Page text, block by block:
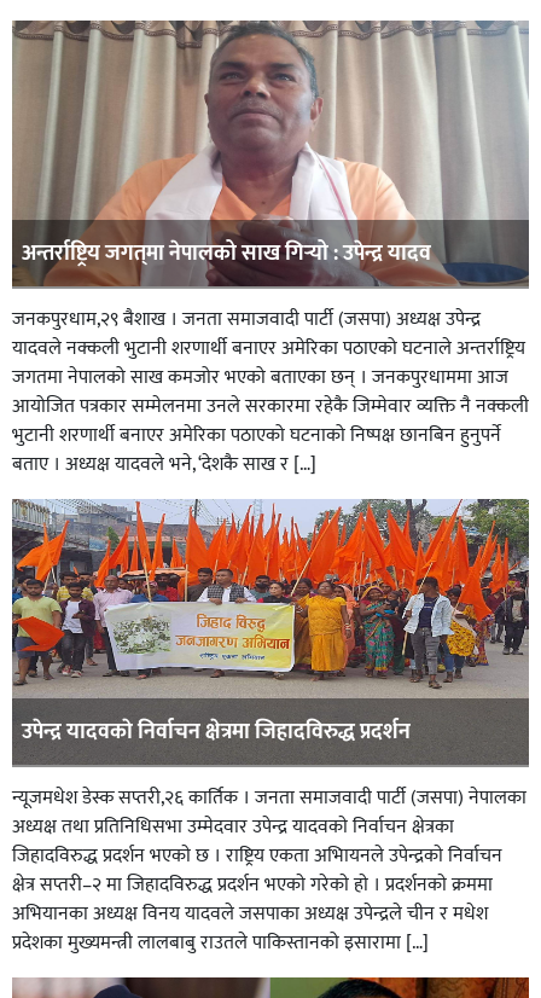
अन्तर्राष्ट्रिय जगत्‌मा नेपालको साख गिर्‍यो : उपेन्द्र यादव
जनकपुरधाम,२९ बैशाख । जनता समाजवादी पार्टी (जसपा) अध्यक्ष उपेन्द्र
यादवले नक्कली भुटानी शरणार्थी बनाएर अमेरिका पठाएको घटनाले अन्तर्राष्ट्रिय
जगतमा नेपालको साख कमजोर भएको बताएका छन् । जनकपुरधाममा आज
आयोजित पत्रकार सम्मेलनमा उनले सरकारमा रहेकै जिम्मेवार व्यक्ति नै नक्कली
भुटानी शरणार्थी बनाएर अमेरिका पठाएको घटनाको निष्पक्ष छानबिन हुनुपर्ने
बताए । अध्यक्ष यादवले भने, ‘देशकै साख र […]
उपेन्द्र यादवकाे निर्वाचन क्षेत्रमा जिहादविरुद्ध प्रदर्शन
न्यूजमधेश डेस्क सप्तरी,२६ कार्तिक । जनता समाजवादी पार्टी (जसपा) नेपालका
अध्यक्ष तथा प्रतिनिधिसभा उम्मेदवार उपेन्द्र यादवकाे निर्वाचन क्षेत्रका
जिहादविरुद्ध प्रदर्शन भएकाे छ । राष्ट्रिय एकता अभिायनले उपेन्द्रकाे निर्वाचन
क्षेत्र सप्तरी–२ मा जिहादविरुद्ध प्रदर्शन भएकाे गरेकाे हाे । प्रदर्शनकाे क्रममा
अभियानका अध्यक्ष विनय यादवले जसपाका अध्यक्ष उपेन्द्रले चीन र मधेश
प्रदेशका मुख्यमन्त्री लालबाबु राउतले पाकिस्तानको इसारामा […]